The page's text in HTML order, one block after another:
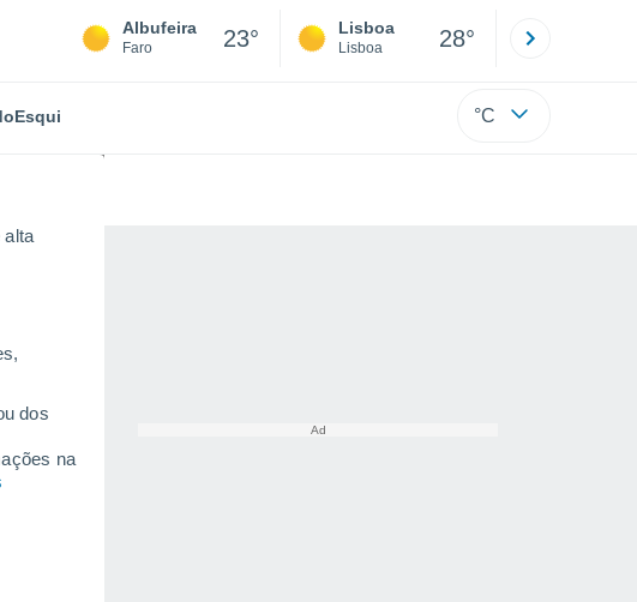
alta
dos
na
Albufeira
Faro 23° Lisboa
Lisboa 28°
Esqui °C